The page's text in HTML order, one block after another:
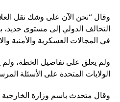
وقال “نحن الآن على وشك نقل
التحالف الدولي إلى مستوى جديد،
في المجالات العسكرية والأمنية
ولم يعلق على تفاصيل الخطة، ولم
الولايات المتحدة على الأسئلة
وقال متحدث باسم وزارة